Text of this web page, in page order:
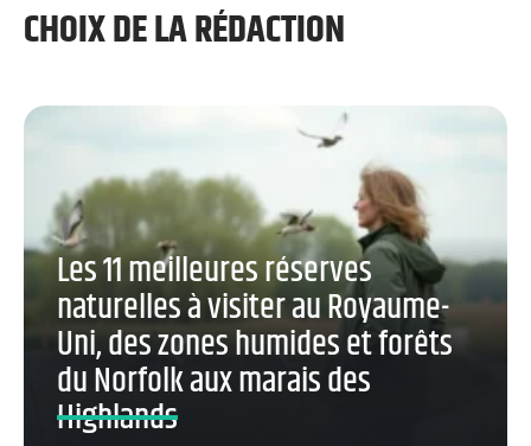
CHOIX DE LA RÉDACTION
Les 11 meilleures réserves
naturelles à visiter au Royaume-
Uni, des zones humides et forêts
du Norfolk aux marais des
Highlands